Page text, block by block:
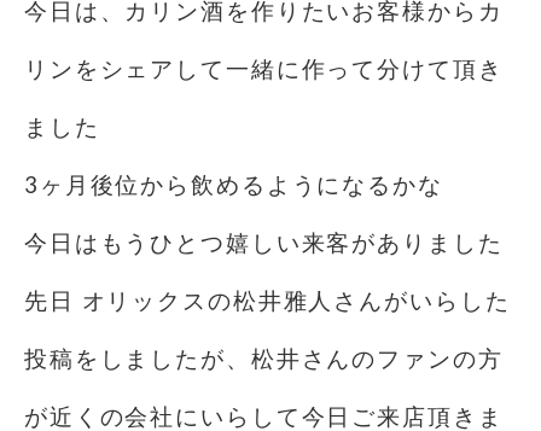
今日は、カリン酒を作りたいお客様からカ
リンをシェアして一緒に作って分けて頂き
ました
3ヶ月後位から飲めるようになるかな
今日はもうひとつ嬉しい来客がありました
先日 オリックスの松井雅人さんがいらした
投稿をしましたが、松井さんのファンの方
が近くの会社にいらして今日ご来店頂きま